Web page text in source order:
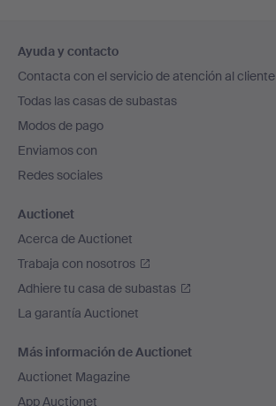
en
el
pie
de
página
Ayuda y contacto
Contacta con el servicio de atención al cliente
Todas las casas de subastas
Modos de pago
Enviamos con
Redes sociales
Auctionet
Acerca de Auctionet
Trabaja con nosotros
Adhiere tu casa de subastas
La garantía Auctionet
Más información de Auctionet
Auctionet Magazine
App Auctionet